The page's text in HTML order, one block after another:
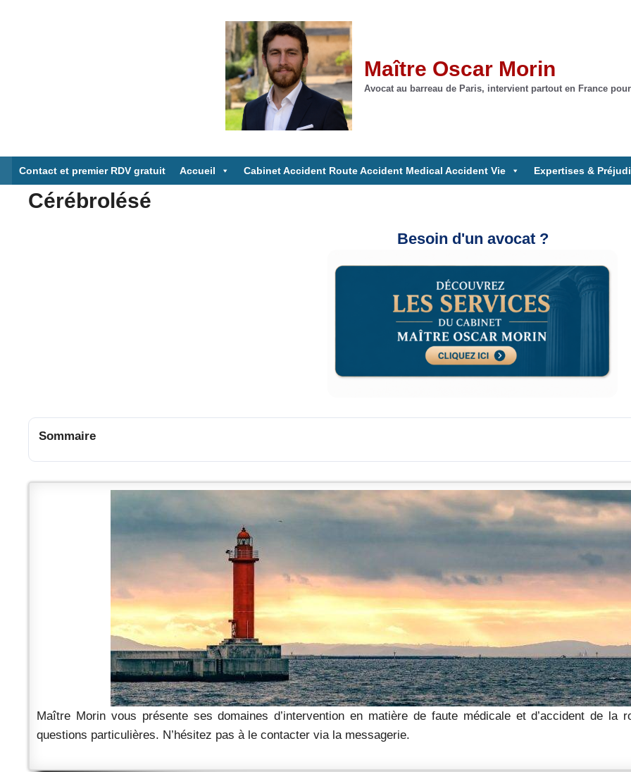
Maître Oscar Morin
Avocat au barreau de Paris, intervient partout en France
Contact et premier RDV gratuit Accueil Cabinet Accident Route Accident Medical Accident Vie Expertises &
Cérébrolésé
Besoin d'un avocat ?
Sommaire
Maître Morin vous présente ses domaines d’intervention en matière de faute médicale et d’accident de
questions particulières. N’hésitez pas à le contacter via la messagerie.